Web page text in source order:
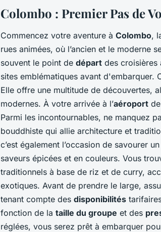
Colombo : Premier Pas de
Commencez votre aventure à Colombo,
rues animées, où l’ancien et le moderne
souvent le point de départ des
sites emblématiques avant
Elle offre une multitude de découvertes,
modernes. À votre arrivée à l’aéroport
Parmi les incontournables, ne manquez
bouddhiste qui allie architecture et
c’est également l’occasion de savourer un
saveurs épicées et en couleurs. Vous
traditionnels à base de riz et de curry,
exotiques. Avant de prendre le large,
tenant compte des disponibilités
fonction de la taille du groupe et des
réglées, vous serez prêt à embarquer